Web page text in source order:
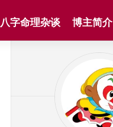
八字命理杂谈 博主简介